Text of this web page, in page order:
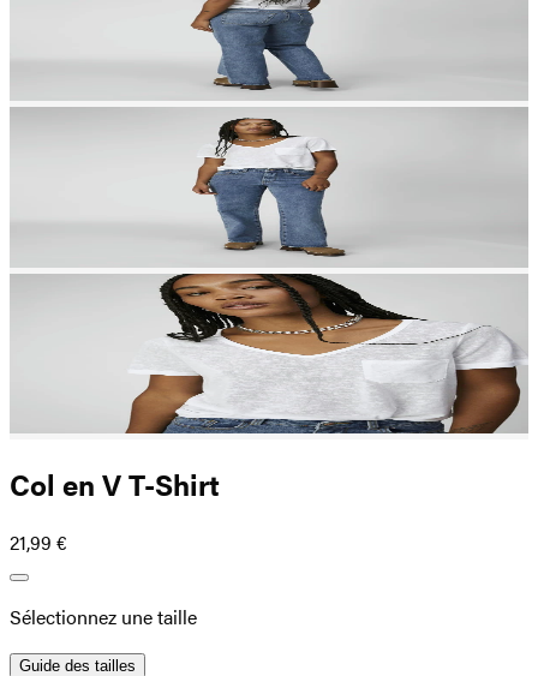
Col en V T-Shirt
21,99 €
Sélectionnez une taille
Guide des tailles